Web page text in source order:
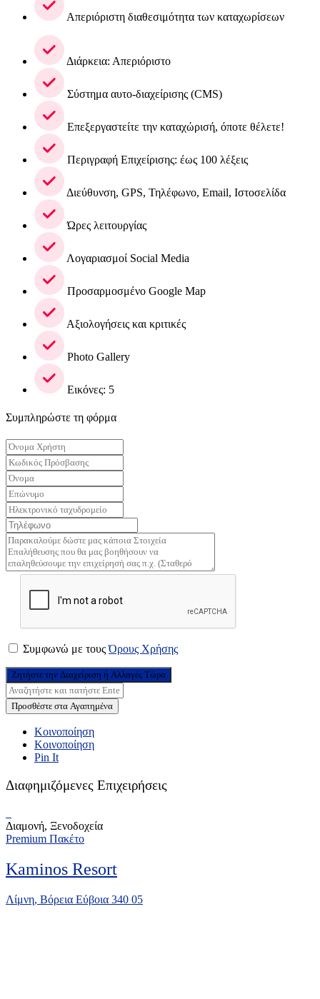
Απεριόριστη διαθεσιμότητα των καταχωρίσεων
Διάρκεια: Απεριόριστο
Σύστημα αυτο-διαχείρισης (CMS)
Επεξεργαστείτε την καταχώρισή, όποτε θέλετε!
Περιγραφή Επιχείρισης: έως 100 λέξεις
Διεύθυνση, GPS, Τηλέφωνο, Email, Ιστοσελίδα
Ώρες λειτουργίας
Λογαριασμοί Social Media
Προσαρμοσμένο Google Map
Αξιολογήσεις και κριτικές
Photo Gallery
Εικόνες: 5
Συμπληρώστε τη φόρμα
Συμφωνώ με τουςΌρους Χρήσης
Ζητήστε την Διαχείριση ή Αλλαγές Τώρα
Προσθέστε στα Αγαπημένα
Κοινοποίηση
Κοινοποίηση
Pin It
Διαφημιζόμενες Επιχειρήσεις
Διαμονή, Ξενοδοχεία
Premium Πακέτο
Kaminos Resort
Λίμνη, Βόρεια Εύβοια 340 05